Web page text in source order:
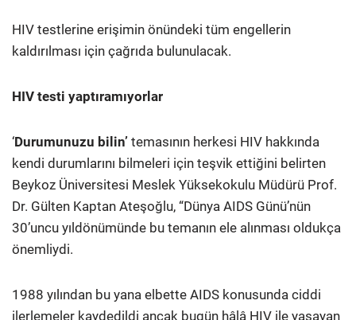
HIV testlerine erişimin önündeki tüm engellerin
kaldırılması için çağrıda bulunulacak.
HIV testi yaptıramıyorlar
‘Durumunuzu bilin’ temasının herkesi HIV hakkında
kendi durumlarını bilmeleri için teşvik ettiğini belirten
Beykoz Üniversitesi Meslek Yüksekokulu Müdürü Prof.
Dr. Gülten Kaptan Ateşoğlu, “Dünya AIDS Günü’nün
30’uncu yıldönümünde bu temanın ele alınması oldukça
önemliydi.
1988 yılından bu yana elbette AIDS konusunda ciddi
ilerlemeler kaydedildi ancak bugün hâlâ HIV ile yaşayan